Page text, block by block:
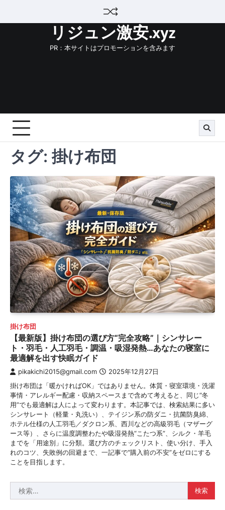
リジュン激安.xyz
PR：本サイトはプロモーションを含みます
タグ:掛け布団
掛け布団
【最新版】掛け布団の選び方“完全攻略”｜シンサレー
ト・羽毛・人工羽毛・調温・吸湿発熱…あなたの寝室に
最適解を出す快眠ガイド
pikakichi2015@gmail.com 2025年12月27日
掛け布団は「暖かければOK」ではありません。体質・寝室環境・洗濯
事情・アレルギー配慮・収納スペースまで含めて考えると、同じ“冬
用”でも最適解は人によって変わります。本記事では、検索結果に多い
シンサレート（軽量・丸洗い）、テイジン系の防ダニ・抗菌防臭綿、
ホテル仕様の人工羽毛／ダクロン系、西川などの高級羽毛（マザーグ
ース等）、さらに温度調整わたや吸湿発熱“こたつ系”、シルク・羊毛
までを「用途別」に分類。選び方のチェックリスト、使い分け、手入
れのコツ、失敗例の回避まで、一記事で“購入前の不安”をゼロにする
ことを目指します。
索: